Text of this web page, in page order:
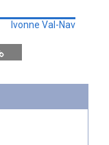
Ivonne Val-Nav